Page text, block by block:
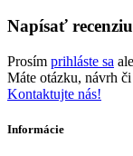
Napísať recenziu
Prosím prihláste sa
Máte otázku, návrh
Kontaktujte nás!
Informácie